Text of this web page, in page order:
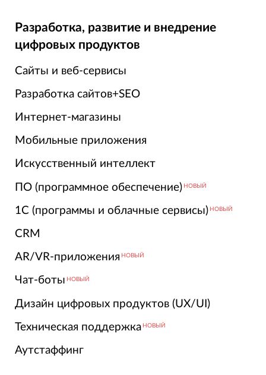
Разработка, развитие и внедрение
цифровых продуктов
Сайты и веб-сервисы
Разработка сайтов+SEO
Интернет-магазины
Мобильные приложения
Искусственный интеллект
ПО (программное обеспечение) НОВЫЙ
1С (программы и облачные сервисы) НОВЫЙ
CRM
AR/VR-приложения НОВЫЙ
Чат-боты НОВЫЙ
Дизайн цифровых продуктов (UX/UI)
Техническая поддержка НОВЫЙ
Аутстаффинг